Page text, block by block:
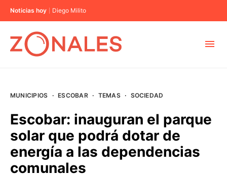
Noticias hoy Diego Milito
BUENOS AIRES
PROVINCIAS
MUNICIPIOS · ESCOBAR · TEMAS · SOCIEDAD
Escobar: inauguran el parque
solar que podrá dotar de
energía a las dependencias
comunales